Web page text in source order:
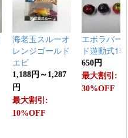
海老玉スルーオ
レンジゴールド
エビ
1,188円～1,287
円
最大割引:
10%OFF
エボラバー
ド遊動式
650円
最大割引:
30%OFF